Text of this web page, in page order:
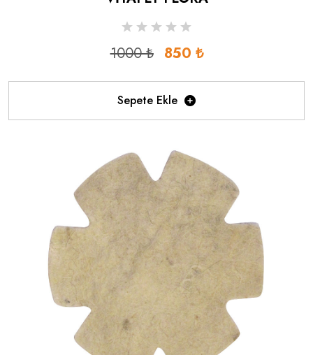
1000 ₺ 850 ₺
Sepete Ekle